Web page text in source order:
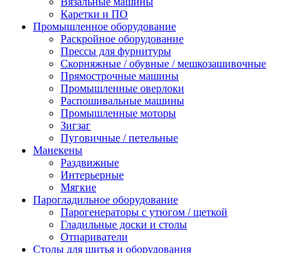
Каретки и ПО
Промышленное оборудование
Раскройное оборудование
Прессы для фурнитуры
Скорняжные / обувные / мешкозашивочные
Прямострочные машины
Промышленные оверлоки
Распошивальные машины
Промышленные моторы
Зигзаг
Пуговичные / петельные
Манекены
Раздвижные
Интерьерные
Мягкие
Парогладильное оборудование
Парогенераторы с утюгом / щеткой
Гладильные доски и столы
Отпариватели
Столы для шитья и оборудования